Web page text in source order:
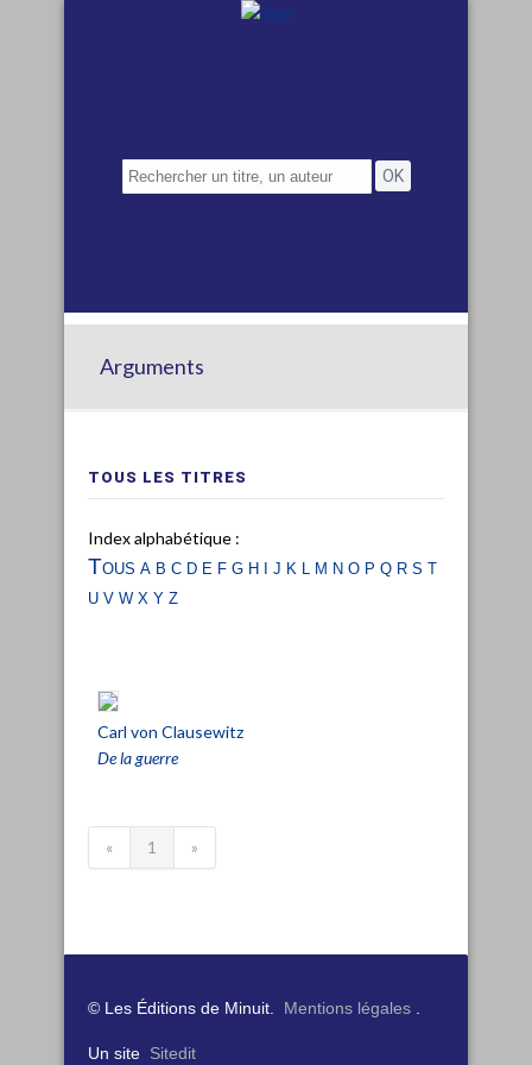
Arguments
TOUS LES TITRES
Index alphabétique :
Tous a b c d e fg h i j k l m no p q rs t
uvwx yz
Carl von Clausewitz
De la guerre
« 1 »
© Les Éditions de Minuit. Mentions légales
Un site Sitedit